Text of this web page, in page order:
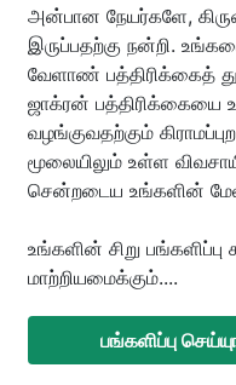
அன்பான நேயர்களே,
இருப்பதற்கு நன்றி.
வேளாண் பத்திரிக்கைத்
ஜாக்ரன் பத்திரிக்கையை
வழங்குவதற்கும்
மூலையிலும் உள்ள
சென்றடைய உங்களின்
உங்களின் சிறு
மாற்றியமைக்கும்....
பங்களிப்பு